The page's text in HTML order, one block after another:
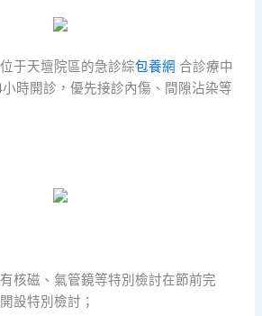
于天壇院區的急診綜包養網 合診療中
時開診，優先接診內傷、間隙沾染等
核磁、氣管鏡等特別檢討在節前完
設特別檢討；